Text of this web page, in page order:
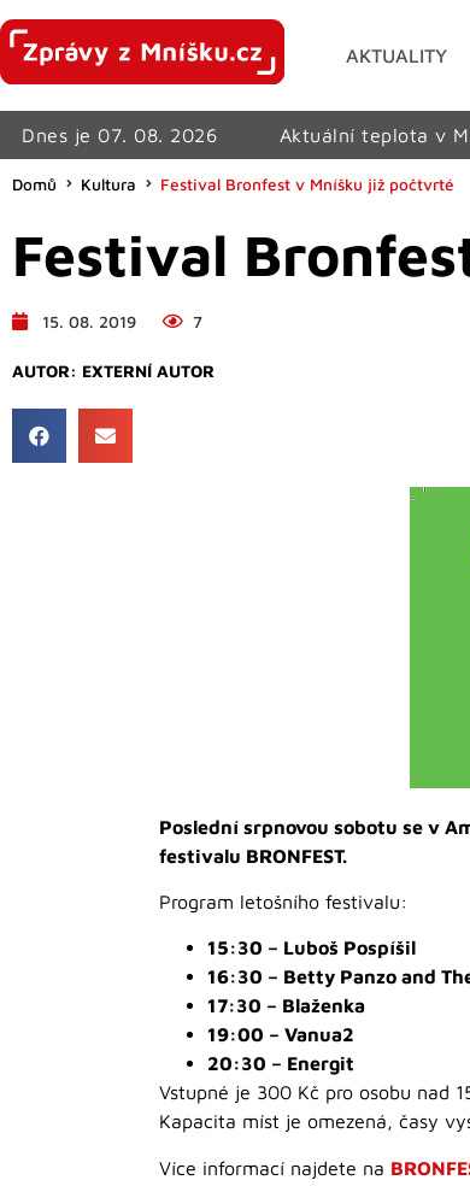
AKTUALITY
Dnes je 07. 08. 2026 Aktuální teplota v
Domů Kultura Festival Bronfest v Mníšku již počtvrté
Festival
15. 08. 2019 7
AUTOR: EXTERNÍ AUTOR
Poslední srpnovou sobotu se v
festivalu BRONFEST.
Program letošního festivalu:
15:30 – Luboš Pospíšil
16:30 – Betty Panzo and
17:30 – Blaženka
19:00 – Vanua2
20:30 – Energit
Vstupné je 300 Kč pro osobu nad
Kapacita míst je omezená, časy
Více informací najdete na